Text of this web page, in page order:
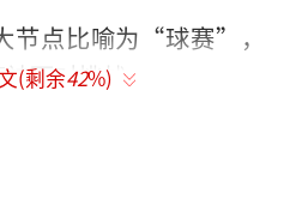
节点比喻为“球赛”，
面对挑战：
(剩余42%)